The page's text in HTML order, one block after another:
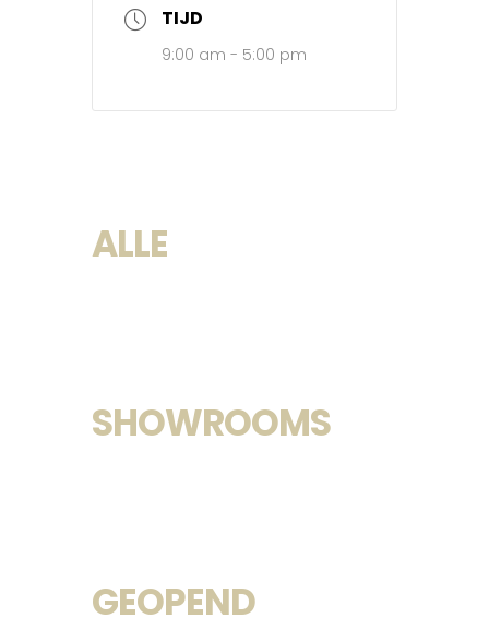
TIJD
9:00 am - 5:00 pm
ALLE
SHOWROOMS
GEOPEND